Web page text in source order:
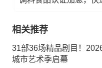
相关推荐
31部36场精品剧目！
城市艺术季启幕